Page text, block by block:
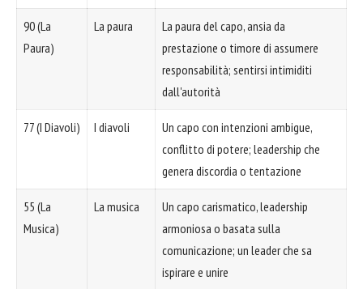
90 (La
Paura)
La paura
La paura del capo, ansia da
prestazione o timore di assumere
responsabilità; sentirsi intimiditi
dall'autorità
77 (I Diavoli) I diavoli
Un capo con intenzioni ambigue,
conflitto di potere; leadership che
genera discordia o tentazione
55 (La
Musica)
La musica
Un capo carismatico, leadership
armoniosa o basata sulla
comunicazione; un leader che sa
ispirare e unire